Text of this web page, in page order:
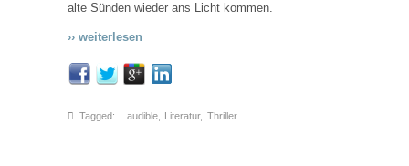
alte Sünden wieder ans Licht kommen.
›› weiterlesen
Tagged: audible, Literatur, Thriller